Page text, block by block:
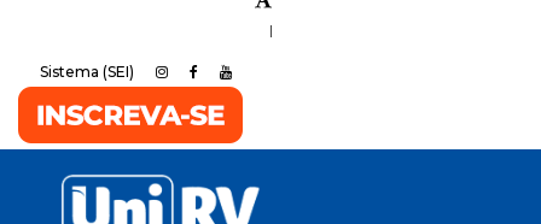
|
Sistema (SEI)